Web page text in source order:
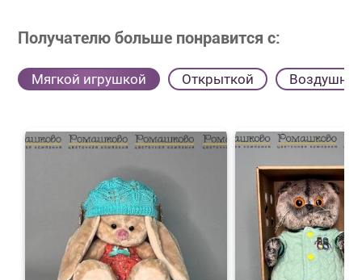
Получателю больше понравится с:
Мягкой игрушкой Открыткой